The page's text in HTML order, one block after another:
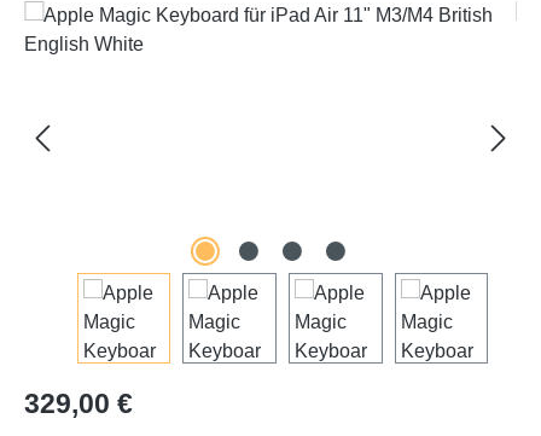
Bildergalerie überspringen
Regulärer Preis:
329,00 €